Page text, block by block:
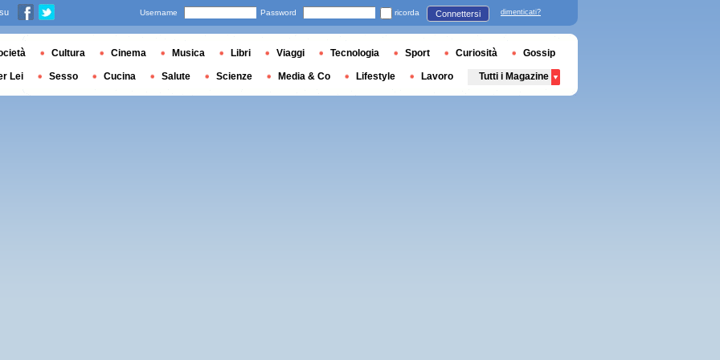
Username Password ricorda Connettersi dimenticati?
Cultura Cinema Musica Libri Viaggi Tecnologia Sport Curiosità Gossip
Lei Sesso Cucina Salute Scienze Media & Co Lifestyle Lavoro Tutti i Magazine